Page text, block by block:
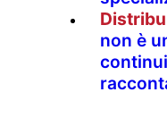
non è